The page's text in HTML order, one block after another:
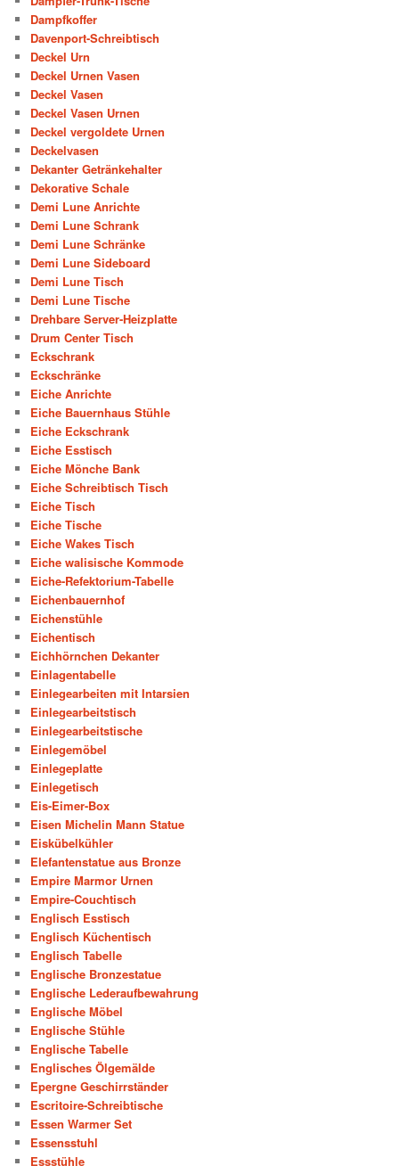
Dampfkoffer
Davenport-Schreibtisch
Deckel Urn
Deckel Urnen Vasen
Deckel Vasen
Deckel Vasen Urnen
Deckel vergoldete Urnen
Deckelvasen
Dekanter Getränkehalter
Dekorative Schale
Demi Lune Anrichte
Demi Lune Schrank
Demi Lune Schränke
Demi Lune Sideboard
Demi Lune Tisch
Demi Lune Tische
Drehbare Server-Heizplatte
Drum Center Tisch
Eckschrank
Eckschränke
Eiche Anrichte
Eiche Bauernhaus Stühle
Eiche Eckschrank
Eiche Esstisch
Eiche Mönche Bank
Eiche Schreibtisch Tisch
Eiche Tisch
Eiche Tische
Eiche Wakes Tisch
Eiche walisische Kommode
Eiche-Refektorium-Tabelle
Eichenbauernhof
Eichenstühle
Eichentisch
Eichhörnchen Dekanter
Einlagentabelle
Einlegearbeiten mit Intarsien
Einlegearbeitstisch
Einlegearbeitstische
Einlegemöbel
Einlegeplatte
Einlegetisch
Eis-Eimer-Box
Eisen Michelin Mann Statue
Eiskübelkühler
Elefantenstatue aus Bronze
Empire Marmor Urnen
Empire-Couchtisch
Englisch Esstisch
Englisch Küchentisch
Englisch Tabelle
Englische Bronzestatue
Englische Lederaufbewahrung
Englische Möbel
Englische Stühle
Englische Tabelle
Englisches Ölgemälde
Epergne Geschirrständer
Escritoire-Schreibtische
Essen Warmer Set
Essensstuhl
Essstühle